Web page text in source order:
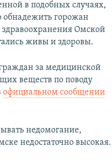
в подобных случаях,
обнадежить горожан
здравоохранения Омской
живы и здоровы.
за медицинской
веществ по поводу
официальном сообщении
недомогание,
недостаточно высокая.